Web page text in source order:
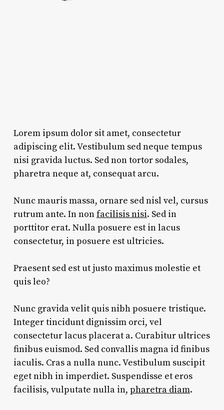
Lorem ipsum dolor sit amet, consectetur
adipiscing elit. Vestibulum sed neque tempus
nisi gravida luctus. Sed non tortor sodales,
pharetra neque at, consequat arcu.
Nunc mauris massa, ornare sed nisl vel, cursus
rutrum ante. In nonfacilisis nisi. Sed in
porttitor erat. Nulla posuere est in lacus
consectetur, in posuere est ultricies.
Praesent sed est ut justo maximus molestie et
quis leo?
Nunc gravida velit quis nibh posuere tristique.
Integer tincidunt dignissim orci, vel
consectetur lacus placerat a. Curabitur ultrices
finibus euismod. Sed convallis magna id finibus
iaculis. Cras a nulla nunc. Vestibulum suscipit
eget nibh in imperdiet. Suspendisse et eros
facilisis, vulputate nulla in, pharetra diam.